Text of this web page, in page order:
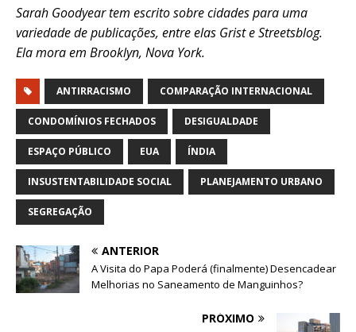
Sarah Goodyear tem escrito sobre cidades para uma
variedade de publicações, entre elas Grist e Streetsblog.
Ela mora em Brooklyn, Nova York.
ANTIRRACISMO COMPARAÇÃO INTERNACIONAL
CONDOMÍNIOS FECHADOS DESIGUALDADE
ESPAÇO PÚBLICO EUA ÍNDIA
INSUSTENTABILIDADE SOCIAL PLANEJAMENTO URBANO
SEGREGAÇÃO
ANTERIOR
A Visita do Papa Poderá (finalmente) Desencadear
Melhorias no Saneamento de Manguinhos?
PRÓXIMO